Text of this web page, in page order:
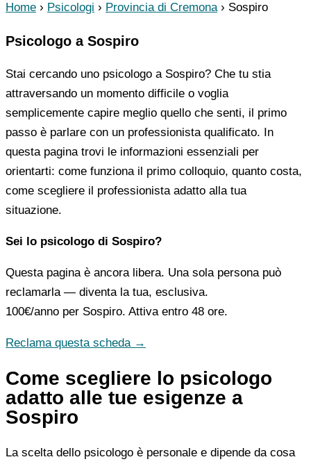
Home › Psicologi › Provincia di Cremona › Sospiro
Psicologo a Sospiro
Stai cercando uno psicologo a Sospiro? Che tu stia
attraversando un momento difficile o voglia
semplicemente capire meglio quello che senti, il primo
passo è parlare con un professionista qualificato. In
questa pagina trovi le informazioni essenziali per
orientarti: come funziona il primo colloquio, quanto costa,
come scegliere il professionista adatto alla tua
situazione.
Sei lo psicologo di Sospiro?
Questa pagina è ancora libera. Una sola persona può
reclamarla — diventa la tua, esclusiva.
100€/anno per Sospiro. Attiva entro 48 ore.
Reclama questa scheda →
Come scegliere lo psicologo
adatto alle tue esigenze a
Sospiro
La scelta dello psicologo è personale e dipende da cosa